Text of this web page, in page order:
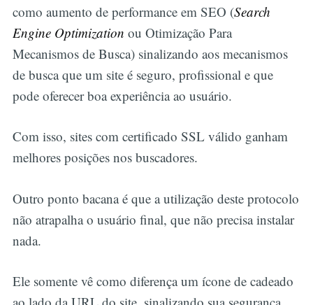
como aumento de performance em SEO (Search
Engine Optimization ou Otimização Para
Mecanismos de Busca) sinalizando aos mecanismos
de busca que um site é seguro, profissional e que
pode oferecer boa experiência ao usuário.
Com isso, sites com certificado SSL válido ganham
melhores posições nos buscadores.
Outro ponto bacana é que a utilização deste protocolo
não atrapalha o usuário final, que não precisa instalar
nada.
Ele somente vê como diferença um ícone de cadeado